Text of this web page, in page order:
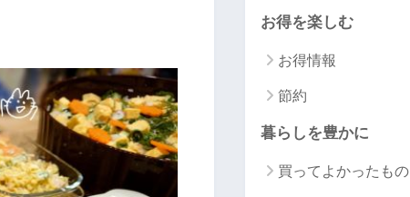
お得を楽しむ
お得情報
節約
暮らしを豊かに
買ってよかったもの